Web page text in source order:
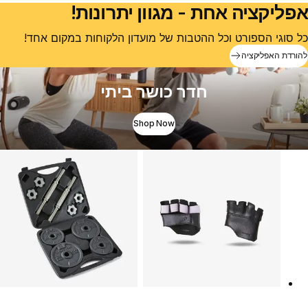
אפליקציה אחת - מגוון יתרונות!
כל סוגי הספורט וכל ההטבות של מועדון הלקוחות במקום אחד!
להורדת האפליקציה
חדר כושר ביתי
Shop Now